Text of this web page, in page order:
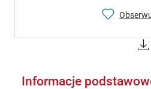
Informacje